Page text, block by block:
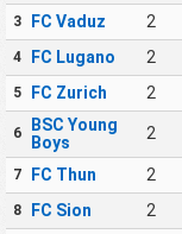
3 FC Vaduz 2
4 FC Lugano 2
5 FC Zurich 2
6
BSC Young
Boys
2
7 FC Thun 2
8 FC Sion 2